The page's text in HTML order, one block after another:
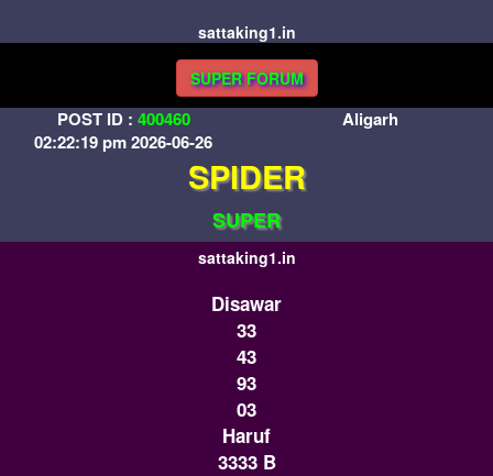
sattaking1.in
SUPER FORUM
POST ID : 400460
02:22:19 pm 2026-06-26
Aligarh
SPIDER
SUPER
sattaking1.in
Disawar
33
43
93
03
Haruf
3333 B